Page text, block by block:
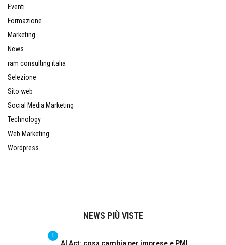
Eventi
Formazione
Marketing
News
ram consulting italia
Selezione
Sito web
Social Media Marketing
Technology
Web Marketing
Wordpress
NEWS PIÙ VISTE
1